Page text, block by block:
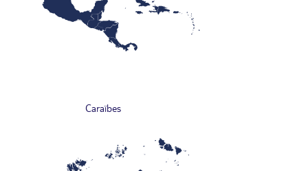
Caraïbes